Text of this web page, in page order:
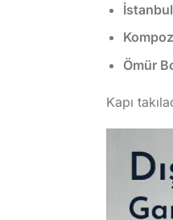
Ömür
Kapı